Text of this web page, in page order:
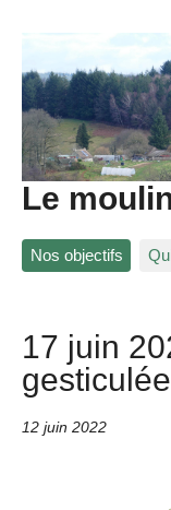
Le
Nos objectifs
17 juin
12 juin 2022